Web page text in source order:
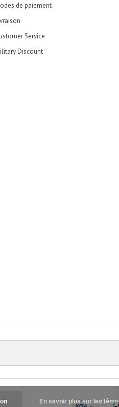
de paiement
Service
Discount
En savoir plus sur les